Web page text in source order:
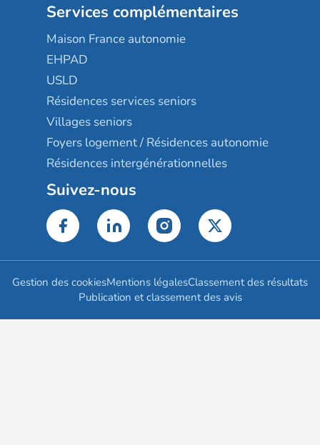
Services complémentaires
Maison France autonomie
EHPAD
USLD
Résidences services seniors
Villages seniors
Foyers logement / Résidences autonomie
Résidences intergénérationnelles
Suivez-nous
Gestion des cookiesMentions légalesClassement des résultats
Publication et classement des avis